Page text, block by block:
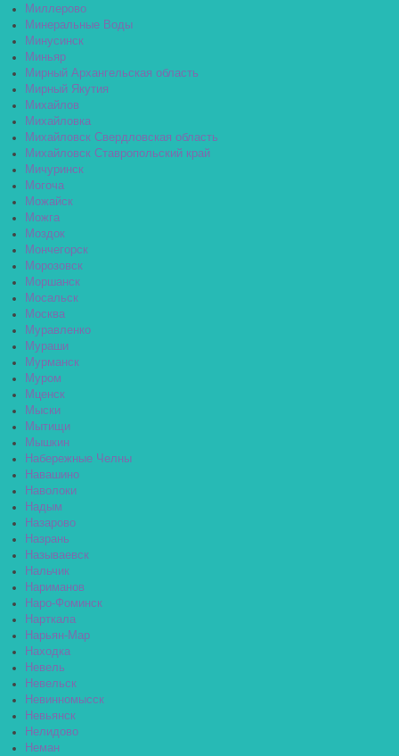
Миллерово
Минеральные Воды
Минусинск
Миньяр
Мирный Архангельская область
Мирный Якутия
Михайлов
Михайловка
Михайловск Свердловская область
Михайловск Ставропольский край
Мичуринск
Могоча
Можайск
Можга
Моздок
Мончегорск
Морозовск
Моршанск
Мосальск
Москва
Муравленко
Мураши
Мурманск
Муром
Мценск
Мыски
Мытищи
Мышкин
Набережные Челны
Навашино
Наволоки
Надым
Назарово
Назрань
Называевск
Нальчик
Нариманов
Наро-Фоминск
Нарткала
Нарьян-Мар
Находка
Невель
Невельск
Невинномысск
Невьянск
Нелидово
Неман